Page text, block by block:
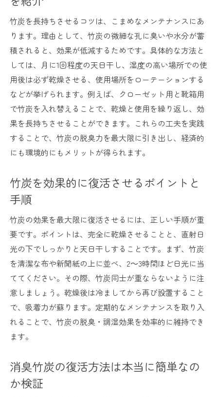
竹炭を長持ちさせるコツは、こまめなメンテナンスにあ
ります。理由として、竹炭の微細な孔に臭いや水分が蓄
積されると、効果が低減するためです。具体的な方法と
しては、月に1回程度の天日干し、湿度の高い場所での使
用後は必ず乾燥させる、使用場所をローテーションする
などが挙げられます。例えば、クローゼット用と靴箱用
で竹炭を入れ替えることで、乾燥と使用を繰り返し、効
果を長持ちさせることができます。これらの工夫を実践
することで、竹炭の脱臭力を最大限に引き出し、経済的
にも環境的にもメリットが得られます。
竹炭を効果的に復活させるポイントと
手順
竹炭の効果を最大限に復活させるには、正しい手順が重
要です。ポイントは、完全に乾燥させることと、直射日
光の下でしっかりと天日干しすることです。まず、竹炭
を清潔な布や新聞紙の上に並べ、2～3時間ほど日光に当
ててください。その際、竹炭同士が重ならないように注
意しましょう。乾燥後は冷ましてから再び設置すること
で、吸着力が蘇ります。定期的なメンテナンスを取り入
れることで、竹炭の脱臭・調湿効果を効率的に維持でき
ます。
消臭竹炭の復活方法は本当に簡単なの
か検証